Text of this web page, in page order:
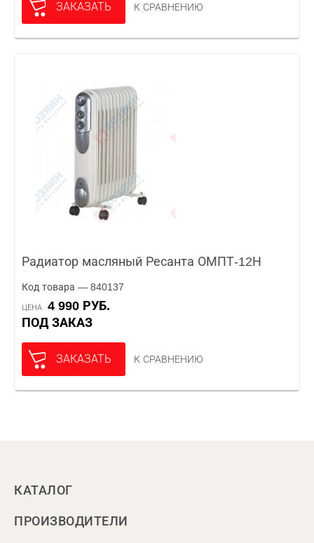
ЗАКАЗАТЬ К СРАВНЕНИЮ
Радиатор масляный Ресанта ОМПТ-12Н
Код товара — 840137
ЦЕНА
4 990 РУБ.
ПОД ЗАКАЗ
ЗАКАЗАТЬ К СРАВНЕНИЮ
КАТАЛОГ
ПРОИЗВОДИТЕЛИ